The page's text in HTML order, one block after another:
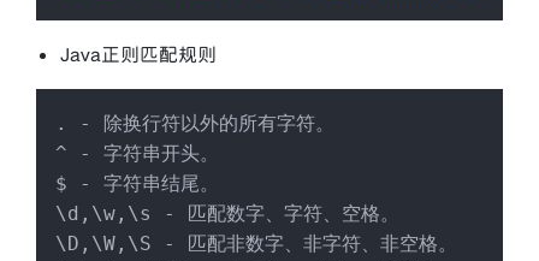
Java正则匹配规则
. - 除换行符以外的所有字符。
^ - 字符串开头。
$ - 字符串结尾。
\d,\w,\s - 匹配数字、字符、空格。
\D,\W,\S - 匹配非数字、非字符、非空格。